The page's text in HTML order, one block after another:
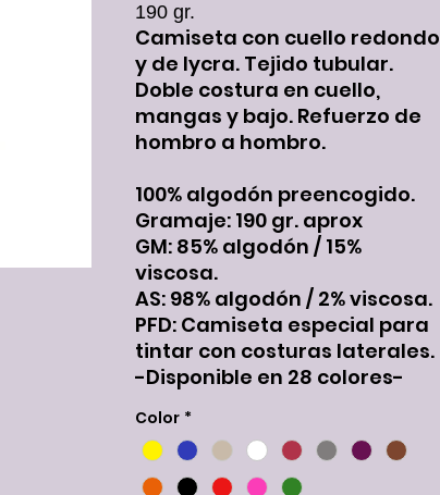
190 gr.
Camiseta con cuello redondo
y de lycra. Tejido tubular.
Doble costura en cuello,
mangas y bajo. Refuerzo de
hombro a hombro.
100% algodón preencogido.
Gramaje: 190 gr. aprox
GM: 85% algodón / 15%
viscosa.
AS: 98% algodón / 2% viscosa.
PFD: Camiseta especial para
tintar con costuras laterales.
-Disponible en 28 colores-
Color *